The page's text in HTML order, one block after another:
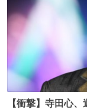
【衝撃】寺田心